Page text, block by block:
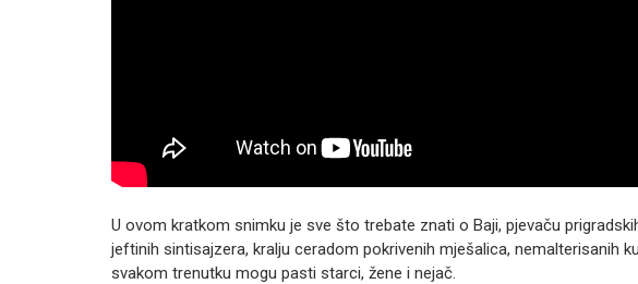
U ovom kratkom snimku je sve što trebate znati o Baji, pjevaču
jeftinih sintisajzera, kralju ceradom pokrivenih mješalica, nemalterisanih
svakom trenutku mogu pasti starci, žene i nejač.